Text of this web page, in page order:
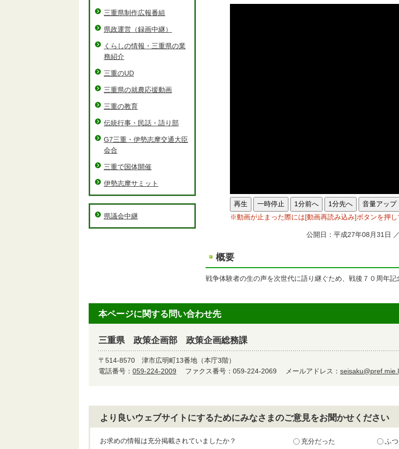
再生 一時停止 1分前へ 1分先へ 音量アップ
※動画が止まった際には[動画再読み込み]ボタンを押し
公開日：平成27年08月31日
概要
戦争体験者の生の声を次世代に語り継ぐため、戦後７０周年記
三重県制作広報番組
県政運営（録画中継）
くらしの情報・三重県の業
務紹介
三重のUD
三重県の就農応援動画
三重の教育
伝統行事・民話・語り部
G7三重・伊勢志摩交通大臣
会合
三重で国体開催
伊勢志摩サミット
県議会中継
本ページに関する問い合わせ先
三重県 政策企画部 政策企画総務課
〒514-8570 津市広明町13番地（本庁3階）
電話番号： 059-224-2009 ファクス番号：059-224-2069 メールアドレス：
より良いウェブサイトにするためにみなさまのご意見をお聞かせください
お求めの情報は充分掲載されていましたか？ 充分だった ふつ